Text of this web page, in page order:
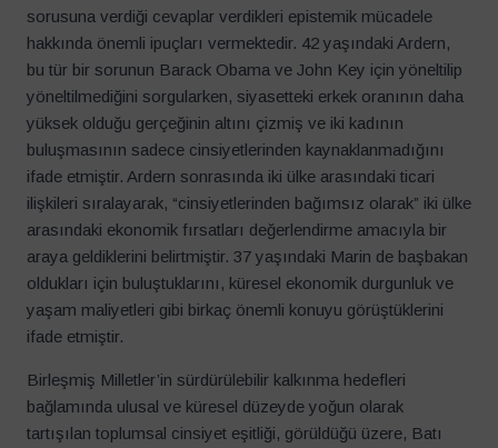
sorusuna verdiği cevaplar verdikleri epistemik mücadele
hakkında önemli ipuçları vermektedir. 42 yaşındaki Ardern,
bu tür bir sorunun Barack Obama ve John Key için yöneltilip
yöneltilmediğini sorgularken, siyasetteki erkek oranının daha
yüksek olduğu gerçeğinin altını çizmiş ve iki kadının
buluşmasının sadece cinsiyetlerinden kaynaklanmadığını
ifade etmiştir. Ardern sonrasında iki ülke arasındaki ticari
ilişkileri sıralayarak, “cinsiyetlerinden bağımsız olarak” iki ülke
arasındaki ekonomik fırsatları değerlendirme amacıyla bir
araya geldiklerini belirtmiştir. 37 yaşındaki Marin de başbakan
oldukları için buluştuklarını, küresel ekonomik durgunluk ve
yaşam maliyetleri gibi birkaç önemli konuyu görüştüklerini
ifade etmiştir.
Birleşmiş Milletler’in sürdürülebilir kalkınma hedefleri
bağlamında ulusal ve küresel düzeyde yoğun olarak
tartışılan toplumsal cinsiyet eşitliği, görüldüğü üzere, Batı